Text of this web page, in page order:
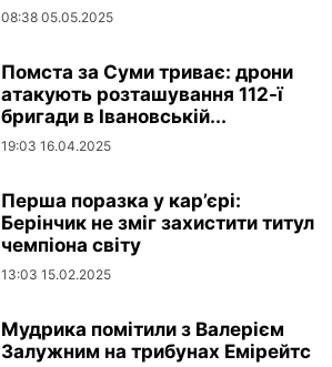
08:38 05.05.2025
Помста за Суми триває: дрони
атакують розташування 112-ї
бригади в Івановській...
19:03 16.04.2025
Перша поразка у кар’єрі:
Берінчик не зміг захистити титул
чемпіона світу
13:03 15.02.2025
Мудрика помітили з Валерієм
Залужним на трибунах Емірейтс